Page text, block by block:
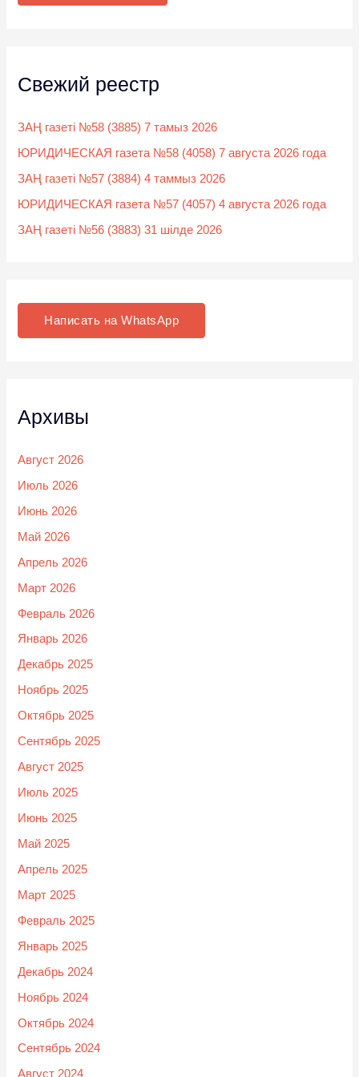
Свежий реестр
ЗАҢ газеті №58 (3885) 7 тамыз 2026
ЮРИДИЧЕСКАЯ газета №58 (4058) 7 августа 2026 года
ЗАҢ газеті №57 (3884) 4 таммыз 2026
ЮРИДИЧЕСКАЯ газета №57 (4057) 4 августа 2026 года
ЗАҢ газеті №56 (3883) 31 шілде 2026
Написать на WhatsApp
Архивы
Август 2026
Июль 2026
Июнь 2026
Май 2026
Апрель 2026
Март 2026
Февраль 2026
Январь 2026
Декабрь 2025
Ноябрь 2025
Октябрь 2025
Сентябрь 2025
Август 2025
Июль 2025
Июнь 2025
Май 2025
Апрель 2025
Март 2025
Февраль 2025
Январь 2025
Декабрь 2024
Ноябрь 2024
Октябрь 2024
Сентябрь 2024
Август 2024